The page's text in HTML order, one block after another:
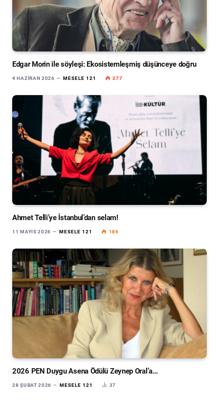
Edgar Morin ile söyleşi: Ekosistemleşmiş düşünceye doğru
4 HAZIRAN 2026 MESELE 121 277
Ahmet Telli’ye İstanbul’dan selam!
11 MAYIS 2026 MESELE 121 186
2026 PEN Duygu Asena Ödülü Zeynep Oral’a…
28 ŞUBAT 2026 MESELE 121 37